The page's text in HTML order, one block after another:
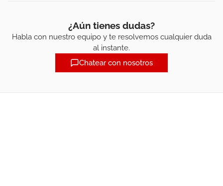
¿Aún tienes dudas?
Habla con nuestro equipo y te resolvemos cualquier duda
al instante.
Chatear con nosotros